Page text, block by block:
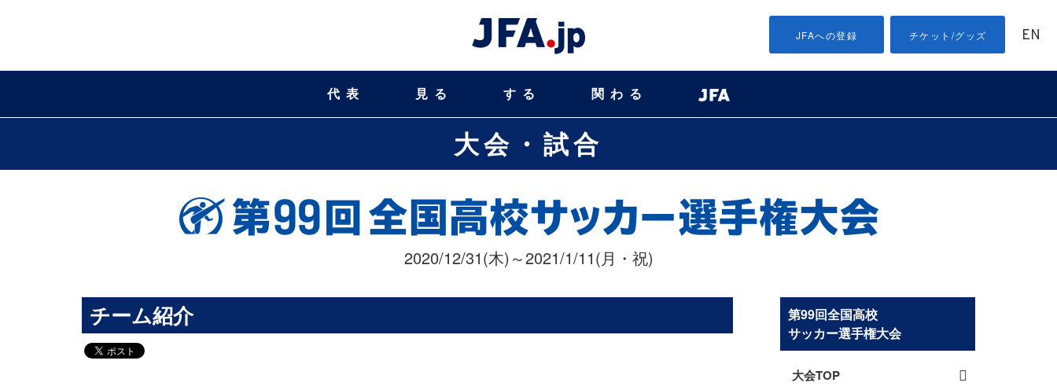
JFAへの登録 チケット/グッズ EN
代表 見る する 関わる
大会・試合
2020/12/31(木)～2021/1/11(月・祝)
チーム紹介
第99回全国高校
サッカー選手権大会
大会TOP